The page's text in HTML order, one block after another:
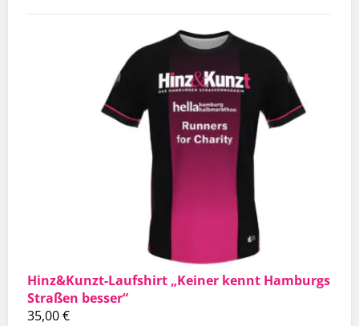
Hinz&Kunzt-Laufshirt „Keiner kennt Hamburgs
Straßen besser“
35,00€